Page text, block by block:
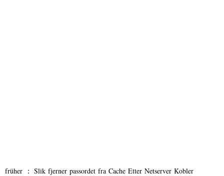
früher ： Slik fjerner passordet fra Cache Etter Netserver Kobler